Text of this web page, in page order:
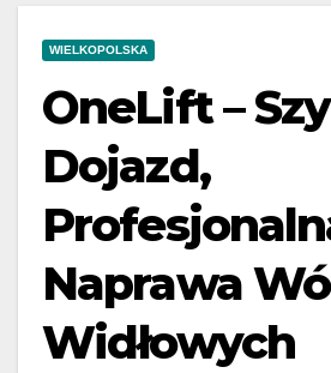
WIELKOPOLSKA
OneLift –
Dojazd,
Naprawa
Widłowych